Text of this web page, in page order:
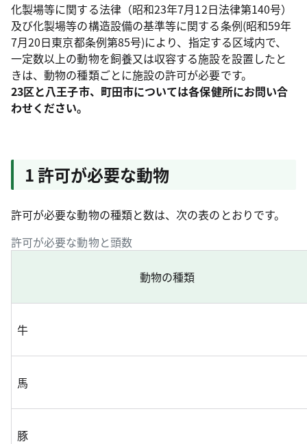
化製場等に関する法律（昭和23年7月12日法律第140号）
及び化製場等の構造設備の基準等に関する条例(昭和59年
7月20日東京都条例第85号)により、指定する区域内で、
一定数以上の動物を飼養又は収容する施設を設置したと
きは、動物の種類ごとに施設の許可が必要です。
23区と八王子市、町田市については各保健所にお問い合
わせください。
1 許可が必要な動物
許可が必要な動物の種類と数は、次の表のとおりです。
許可が必要な動物と頭数
動物の種類
牛
馬
豚